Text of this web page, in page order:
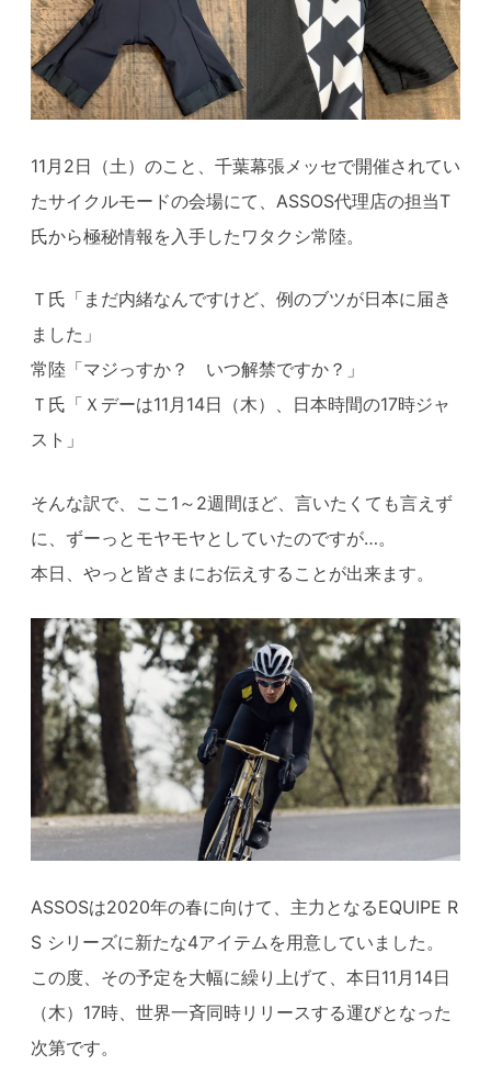
11月2日（土）のこと、千葉幕張メッセで開催されてい
たサイクルモードの会場にて、ASSOS代理店の担当T
氏から極秘情報を入手したワタクシ常陸。
Ｔ氏「まだ内緒なんですけど、例のブツが日本に届き
ました」
常陸「マジっすか？ いつ解禁ですか？」
Ｔ氏「Ｘデーは11月14日（木）、日本時間の17時ジャ
スト」
そんな訳で、ここ1～2週間ほど、言いたくても言えず
に、ずーっとモヤモヤとしていたのですが…。
本日、やっと皆さまにお伝えすることが出来ます。
ASSOSは2020年の春に向けて、主力となるEQUIPE R
S シリーズに新たな4アイテムを用意していました。
この度、その予定を大幅に繰り上げて、本日11月14日
（木）17時、世界一斉同時リリースする運びとなった
次第です。